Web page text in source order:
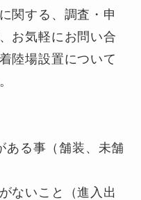
関する、調査・申
お気軽にお問い合
陸場設置について
ある事（舗装、未舗
ないこと（進入出